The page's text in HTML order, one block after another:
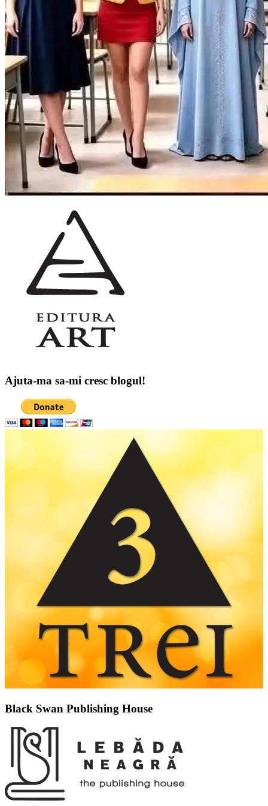
Ajuta-ma sa-mi cresc blogul!
Black Swan Publishing House